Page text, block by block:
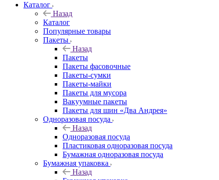
Каталог
Назад
Каталог
Популярные товары
Пакеты
Назад
Пакеты
Пакеты фасовочные
Пакеты-сумки
Пакеты-майки
Пакеты для мусора
Вакуумные пакеты
Пакеты для шин «Два Андрея»
Одноразовая посуда
Назад
Одноразовая посуда
Пластиковая одноразовая посуда
Бумажная одноразовая посуда
Бумажная упаковка
Назад